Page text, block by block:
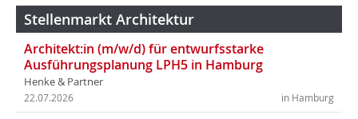
Stellenmarkt Architektur
Architekt:in (m/w/d) für entwurfsstarke
Ausführungsplanung LPH5 in Hamburg
Henke & Partner
in Hamburg
22.07.2026